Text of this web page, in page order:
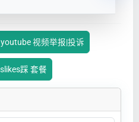
youtube 视频举报|投诉
踩 套餐